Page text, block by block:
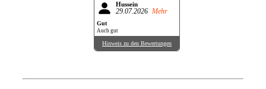
Hussein
29.07.2026 Mehr
Gut
Auch gut
Hinweis zu den Bewertungen